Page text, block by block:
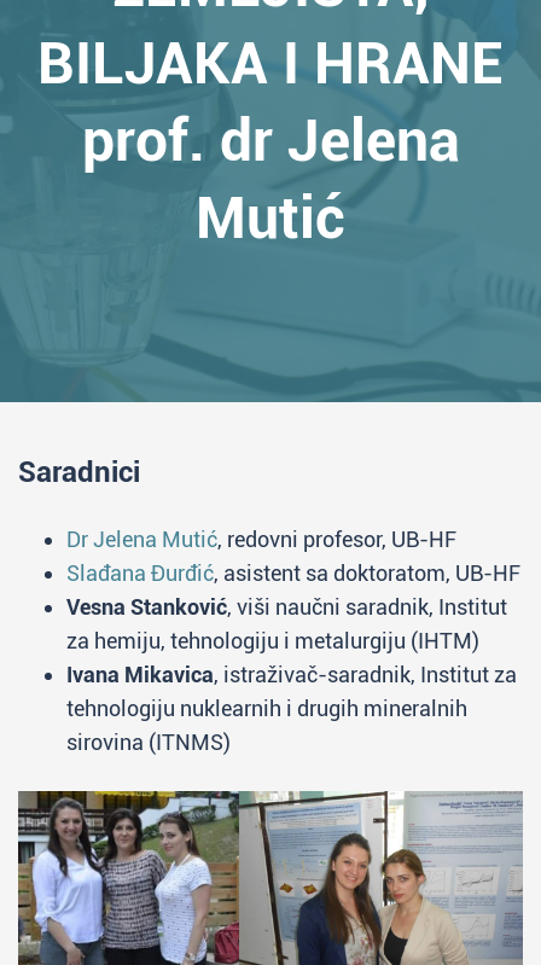
BILJAKA I HRANE
prof. dr Jelena
Mutić
Saradnici
Dr Jelena Mutić, redovni profesor, UB-HF
Slađana Đurđić, asistent sa doktoratom, UB-HF
Vesna Stanković, viši naučni saradnik, Institut
za hemiju, tehnologiju i metalurgiju (IHTM)
Ivana Mikavica, istraživač-saradnik, Institut za
tehnologiju nuklearnih i drugih mineralnih
sirovina (ITNMS)